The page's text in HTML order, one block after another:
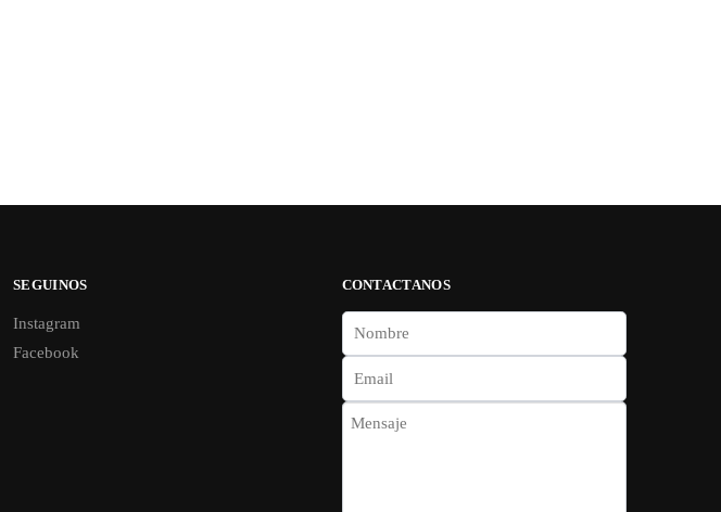
SEGUINOS
Instagram
Facebook
CONTACTANOS